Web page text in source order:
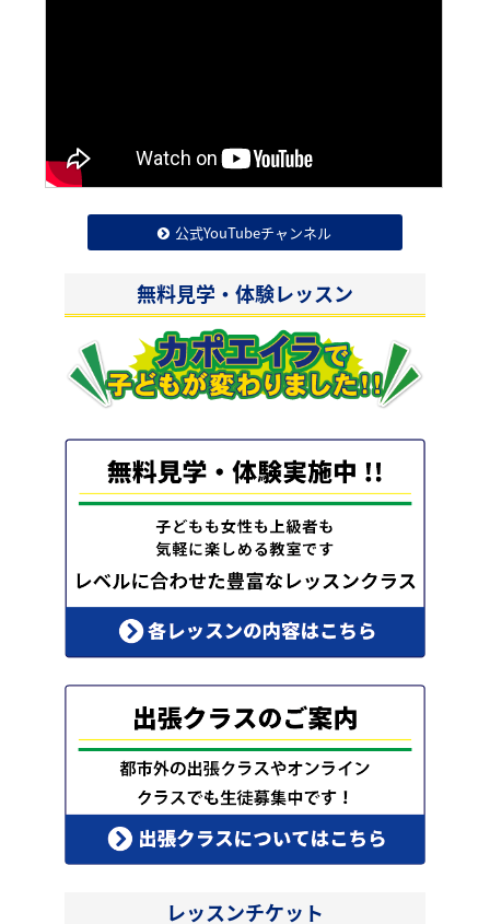
公式YouTubeチャンネル
無料見学・体験レッスン
レッスンチケット